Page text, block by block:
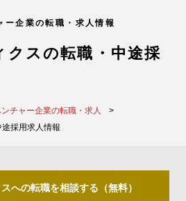
ー企業の転職・求人情報
クスの転職・中途採
チャー企業の転職・求人
採用求人情報
への転職を相談する（無料）